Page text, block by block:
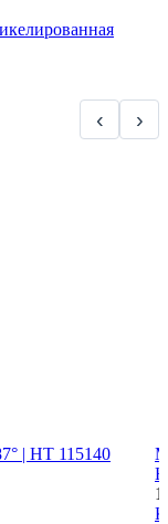
‹ ›
| HT 115140